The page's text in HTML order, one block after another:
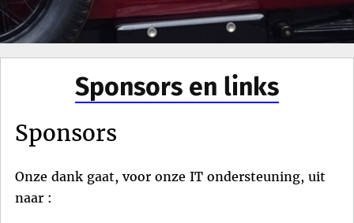
Sponsors en links
Sponsors
Onze dank gaat, voor onze IT ondersteuning, uit
naar :